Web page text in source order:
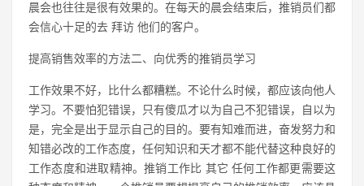
晨会也往往是很有效果的。在每天的晨会结束后，推销员们都
会信心十足的去 拜访 他们的客户。
提高销售效率的方法二、向优秀的推销员学习
工作效果不好，比什么都糟糕。不论什么时候，都应该向他人
学习。不要怕犯错误，只有傻瓜才以为自己不犯错误，自以为
是，完全是出于显示自己的目的。要有知难而进，奋发努力和
知错必改的工作态度，任何知识和天才都不能代替这种良好的
工作态度和进取精神。推销工作比 其它 任何工作都更需要这